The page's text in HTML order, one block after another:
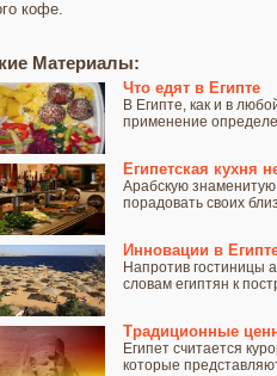
кофе.
Материалы:
Что едят в Египте
В Египте, как и в
применение
Египетская кухня
Арабскую знаменитую
порадовать своих
Инновации в
Напротив гостиницы
словам египтян к
Традиционные
Египет считается
которые